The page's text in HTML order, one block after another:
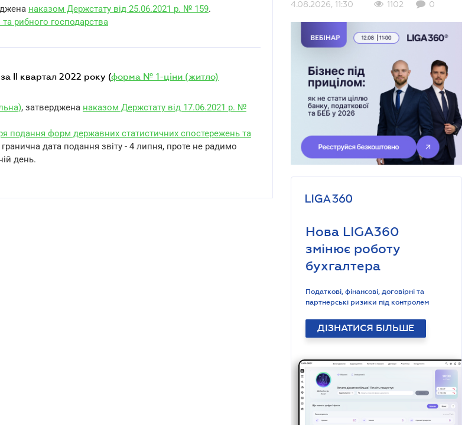
наказом Держстату від 25.06.2021 р. № 159.
та рибного господарства
за II квартал 2022 року (форма № 1-ціни (житло)
, затверджена наказом Держстату від 17.06.2021 р. №
подання форм державних статистичних спостережень та
гранична дата подання звіту - 4 липня, проте не радимо
день.
4.08.2026, 11:30 1102 0
Нова LIGA360
змінює роботу
бухгалтера
Податкові, фінансові, договірні та
партнерські ризики під контролем
ДІЗНАТИСЯ БІЛЬШЕ